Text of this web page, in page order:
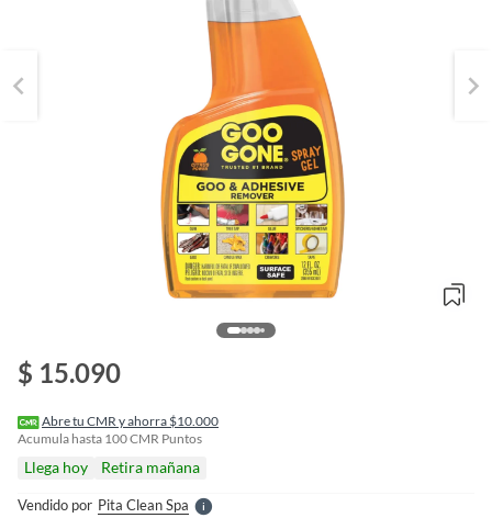
$ 15.090
Abre tu CMR y ahorra $10.000
Acumula hasta 100CMR Puntos
Llega hoy Retira mañana
Vendido por Pita Clean SpaS
l
e
r